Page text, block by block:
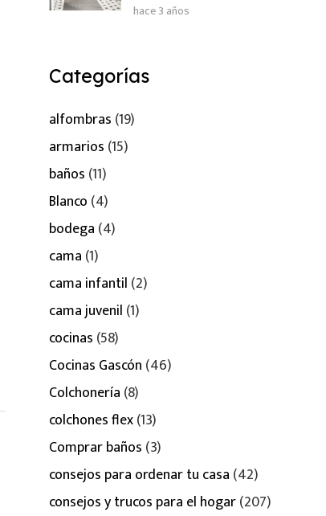
hace 3 años
Categorías
alfombras (19)
armarios (15)
baños (11)
Blanco (4)
bodega (4)
cama (1)
cama infantil (2)
cama juvenil (1)
cocinas (58)
Cocinas Gascón (46)
Colchonería (8)
colchones flex(13)
Comprar baños (3)
consejos para ordenar tu casa (42)
consejos y trucos para el hogar(207)